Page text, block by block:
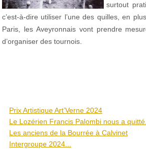
surtout
c’est-à-dire utiliser l’une des quilles, en
Paris, les Aveyronnais vont prendre
d’organiser des tournois.
Prix Artistique Art’Verne 2024
Le Lozérien Francis Palombi nous a
Les anciens de la Bourrée à Calvinet
Intergroupe 2024...